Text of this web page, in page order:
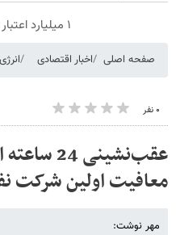
۱ میلیارد اعتبار خرید طلا | بدون ضامن و چک
صفحه اصلی اخبار اقتصادی انرژی
۰ نفر
معافیت اولین شرکت
مهر نوشت: